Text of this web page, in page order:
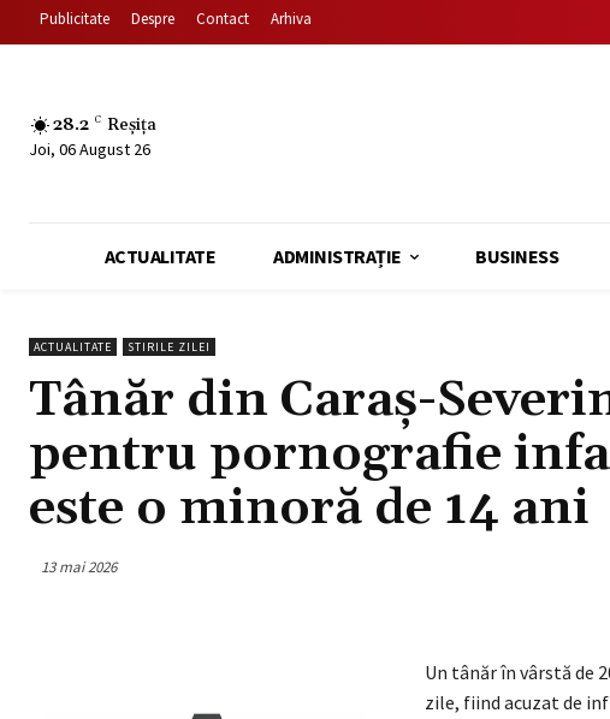
Publicitate Despre Contact Arhiva
28.2 C Reșița
Joi, 06 August 26
ACTUALITATE ADMINISTRAȚIE BUSINESS
ACTUALITATE STIRILE ZILEI
Tânăr din Caraș-
pentru pornografie
este o minoră de 14 ani
13 mai 2026
Un tânăr în vârstă de
zile, fiind acuzat de